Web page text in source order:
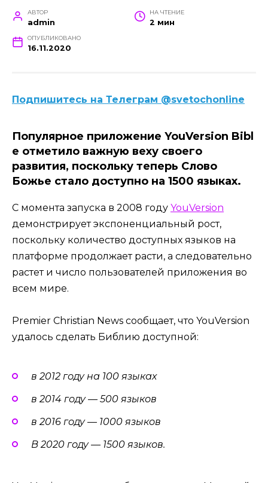
АВТОР
admin
НА ЧТЕНИЕ
2 мин
ОПУБЛИКОВАНО
16.11.2020
Подпишитесь на Телеграм @svetochonline
Популярное приложение YouVersion Bibl
e отметило важную веху своего
развития, поскольку теперь Слово
Божье стало доступно на 1500 языках.
С момента запуска в 2008 году YouVersion
демонстрирует экспоненциальный рост,
поскольку количество доступных языков на
платформе продолжает расти, а следовательно
растет и число пользователей приложения во
всем мире.
Premier Christian News сообщает, что YouVersion
удалось сделать Библию доступной:
в 2012 году на 100 языках
в 2014 году — 500 языков
в 2016 году — 1000 языков
В 2020 году — 1500 языков.